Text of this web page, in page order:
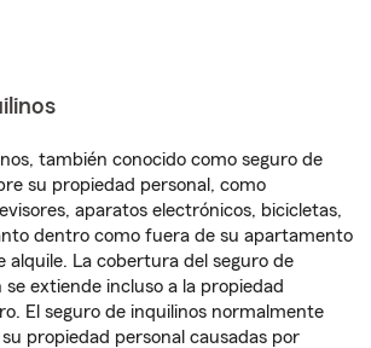
también conocido como seguro de
su propiedad personal, como
aparatos electrónicos, bicicletas,
dentro como fuera de su apartamento
alquile. La cobertura del seguro de
extiende incluso a la propiedad
El seguro de inquilinos normalmente
propiedad personal causadas por